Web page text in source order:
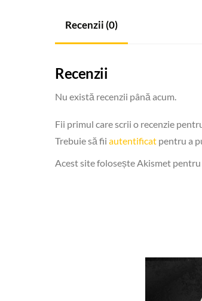
Recenzii (0)
Recenzii
Nu există recenzii până acum.
Fii primul care scrii o recenzie
Trebuie să fii autentificat pentru a
Acest site folosește Akismet pentru